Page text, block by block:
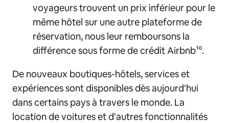
voyageurs trouvent un prix inférieur pour le
même hôtel sur une autre plateforme de
réservation, nous leur remboursons la
différence sous forme de crédit Airbnb¹⁰.
De nouveaux boutiques-hôtels, services et
expériences sont disponibles dès aujourd'hui
dans certains pays à travers le monde. La
location de voitures et d'autres fonctionnalités